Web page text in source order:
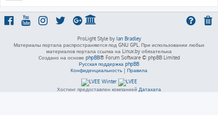
ProLight Style by Ian Bradley
Материалы портала распространяются под GNU GPL. При использовании любых
материалов портала ссылка на Linux.by обязательна
Создано на основе phpBB® Forum Software © phpBB Limited
Русская поддержка phpBB
Конфиденциальность | Правила
Хостинг предоставлен компанией Датахата